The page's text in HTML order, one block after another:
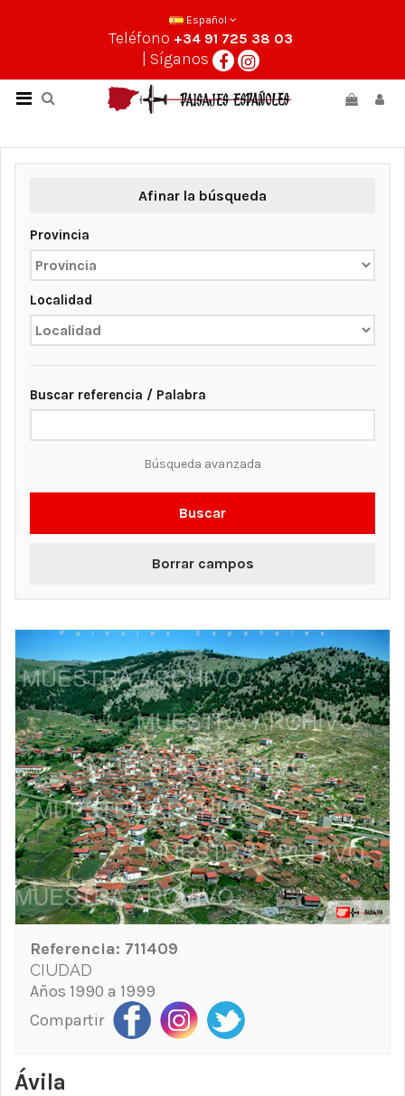
Español
Teléfono +34 91 725 38 03
| Síganos
Afinar la búsqueda
Provincia
Localidad
Buscar referencia / Palabra
Búsqueda avanzada
Buscar
Borrar campos
Referencia: 711409
CIUDAD
Años 1990 a 1999
Compartir
Ávila